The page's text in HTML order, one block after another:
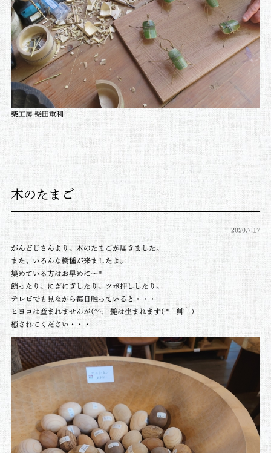
柴工房 柴田重利
木のたまご
2020.7.17
がんどじさんより、木のたまごが届きました。
また、いろんな樹種が来ましたよ。
集めている方はお早めに～‼
飾ったり、にぎにぎしたり、ツボ押ししたり。
テレビでも見ながら毎日触っていると・・・
ヒヨコは産まれませんが(^^; 艶は生まれます( *´艸｀)
癒されてください・・・